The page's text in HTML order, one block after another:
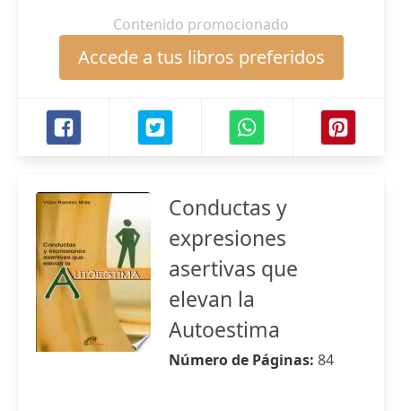
Contenido promocionado
Accede a tus libros preferidos
Conductas y
expresiones
asertivas que
elevan la
Autoestima
Número de Páginas: 84